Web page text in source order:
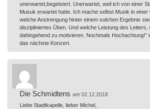
unerwartet,begeistert. Unerwartet, weil ich von einer
Musuk erwartet hatte. Ich mache selbst Musik in einer
welche Anstrengung hinter einem solchen Ergebnis
diszipliniertes Üben. Und welche Leistung des Leiters,
dahingehend zu motivieren. Nochmals Hochachtung!°
das nächste Konzert.
Die Schmidtens am 02.12.2018
Liebe Stadtkapelle, lieber Michel,